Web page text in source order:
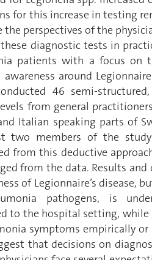
for this increase in testing
perspectives of the
diagnostic tests in
patients with a focus on
around
46 semi-
from general
Italian speaking parts of
two members of the
from this deductive
from the data. Results and
of Legionnaire’s disease,
pathogens, is
to the hospital setting,
symptoms empirically or
that decisions on